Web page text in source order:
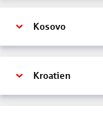
Kosovo
Kroatien